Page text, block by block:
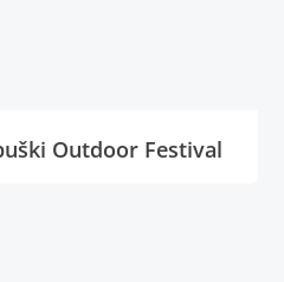
Outdoor Festival